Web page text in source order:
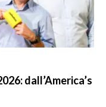
dall’America’s